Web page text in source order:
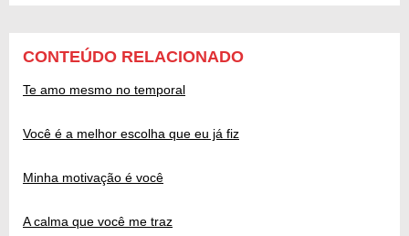
CONTEÚDO RELACIONADO
Te amo mesmo no temporal
Você é a melhor escolha que eu já fiz
Minha motivação é você
A calma que você me traz